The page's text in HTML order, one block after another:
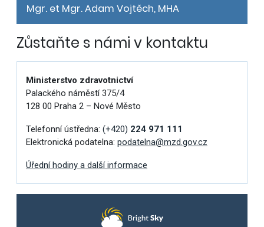
Mgr. et Mgr. Adam Vojtěch, MHA
Zůstaňte s námi v kontaktu
Ministerstvo zdravotnictví
Palackého náměstí 375/4
128 00 Praha 2 – Nové Město
Telefonní ústředna: (+420) 224 971 111
Elektronická podatelna: podatelna@mzd.gov.cz
Úřední hodiny a další informace